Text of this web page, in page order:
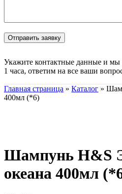
Укажите контактные данные и мы
1 часа, ответим на все ваши
Главная страница » Каталог »
400мл (*6)
Шампунь H&S
океана 400мл